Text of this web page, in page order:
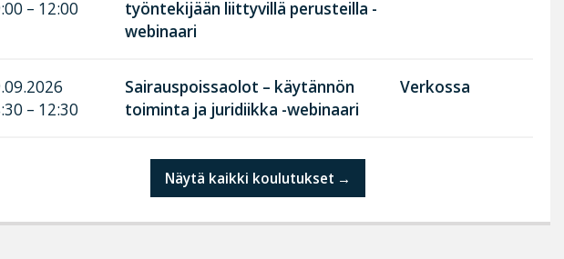
– 12:00
työntekijään liittyvillä perusteilla -
webinaari
– 12:30
Sairauspoissaolot – käytännön
toiminta ja juridiikka -webinaari
Verkossa
Näytä kaikki koulutukset